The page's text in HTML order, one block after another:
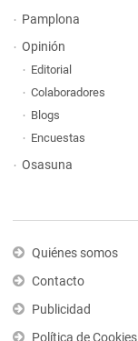
Pamplona
Opinión
Editorial
Colaboradores
Blogs
Encuestas
Osasuna
Quiénes somos
Contacto
Publicidad
Política de Cookies